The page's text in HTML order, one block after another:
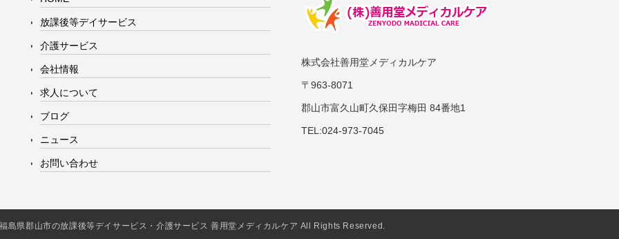
放課後等デイサービス
介護サービス
会社情報
求人について
ブログ
ニュース
お問い合わせ
株式会社善用堂メディカルケア
〒963-8071
郡山市富久山町久保田字梅田 84番地1
TEL:024-973-7045
島県郡山市の放課後等デイサービス・介護サービス 善用堂メディカルケア All Rights Reserved.